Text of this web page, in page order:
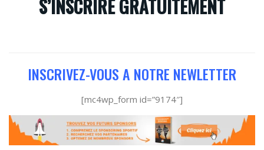
S’INSCRIRE GRATUITEMENT
INSCRIVEZ-VOUS A NOTRE NEWLETTER
[mc4wp_form id=”9174″]